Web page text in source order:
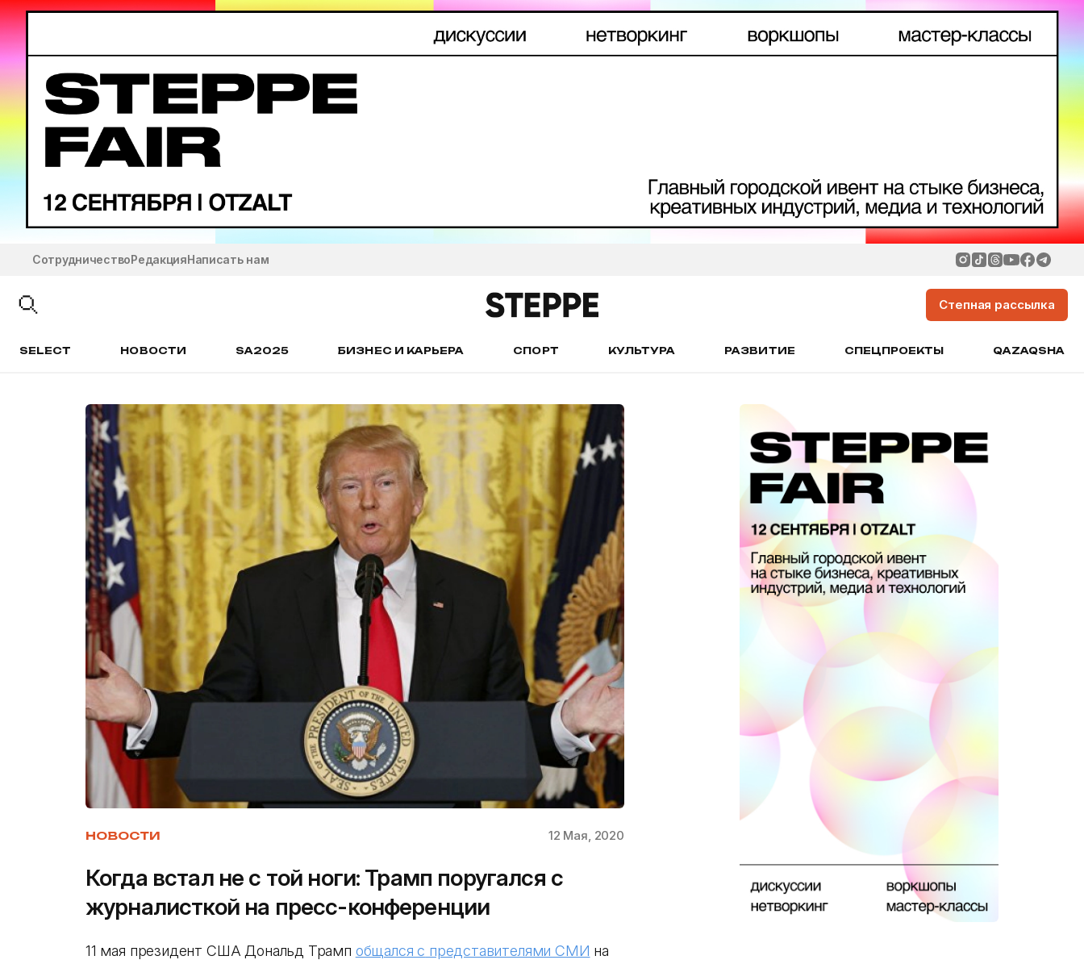
СотрудничествоРедакцияНаписать нам
Степная рассылка
SELECT НОВОСТИ SA2025 БИЗНЕС И КАРЬЕРА СПОРТ КУЛЬТУРА РАЗВИТИЕ СПЕЦПРОЕКТЫ QAZAQSHA
НОВОСТИ 12 Мая, 2020
Когда встал не с той ноги: Трамп поругался с
журналисткой на пресс-конференции
11 мая президент США Дональд Трамп общался с представителями СМИ на